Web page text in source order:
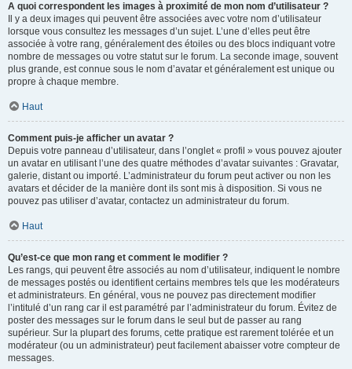
A quoi correspondent les images à proximité de mon nom d’utilisateur ?
Il y a deux images qui peuvent être associées avec votre nom d’utilisateur
lorsque vous consultez les messages d’un sujet. L’une d’elles peut être
associée à votre rang, généralement des étoiles ou des blocs indiquant votre
nombre de messages ou votre statut sur le forum. La seconde image, souvent
plus grande, est connue sous le nom d’avatar et généralement est unique ou
propre à chaque membre.
Haut
Comment puis-je afficher un avatar ?
Depuis votre panneau d’utilisateur, dans l’onglet « profil » vous pouvez ajouter
un avatar en utilisant l’une des quatre méthodes d’avatar suivantes : Gravatar,
galerie, distant ou importé. L’administrateur du forum peut activer ou non les
avatars et décider de la manière dont ils sont mis à disposition. Si vous ne
pouvez pas utiliser d’avatar, contactez un administrateur du forum.
Haut
Qu’est-ce que mon rang et comment le modifier ?
Les rangs, qui peuvent être associés au nom d’utilisateur, indiquent le nombre
de messages postés ou identifient certains membres tels que les modérateurs
et administrateurs. En général, vous ne pouvez pas directement modifier
l’intitulé d’un rang car il est paramétré par l’administrateur du forum. Évitez de
poster des messages sur le forum dans le seul but de passer au rang
supérieur. Sur la plupart des forums, cette pratique est rarement tolérée et un
modérateur (ou un administrateur) peut facilement abaisser votre compteur de
messages.